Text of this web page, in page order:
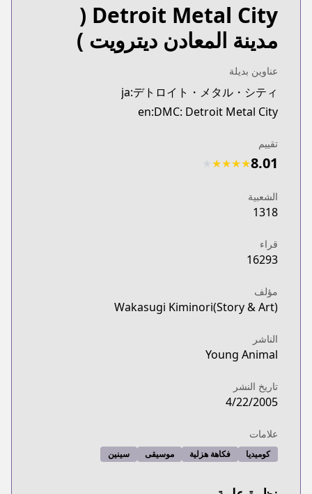
Detroit Metal City
(
مدينة المعادن ديترويت )
عناوين بديلة
ja:デトロイト・メタル・シティ
en:DMC: Detroit Metal City
تقييم
8.01
★
★
★
★
الشعبية
1318
قراء
16293
مؤلف
Wakasugi Kiminori(Story & Art)
الناشر
Young Animal
تاريخ النشر
4/22/2005
علامات
كوميديا فكاهة هزلية موسيقى سينين